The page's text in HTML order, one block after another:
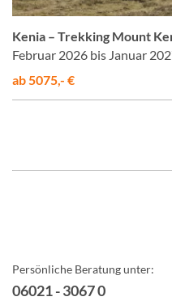
Kenia – Trekking Mount
Februar 2026 bis Januar
ab 5075,- €
Persönliche Beratung unter:
06021 - 3067 0